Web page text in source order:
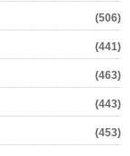
(506)
(441)
(463)
(443)
(453)